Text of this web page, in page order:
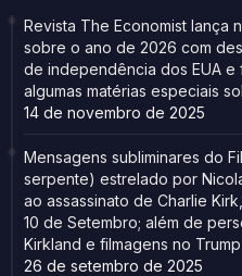
Revista The Economist lança
sobre o ano de 2026 com
de independência dos EUA e
algumas matérias especiais
14 de novembro de 2025
Mensagens subliminares do
serpente) estrelado por
ao assassinato de Charlie
10 de Setembro; além de
Kirkland e filmagens no
26 de setembro de 2025